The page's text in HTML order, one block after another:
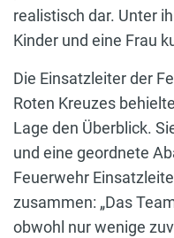
realistisch dar. Unter
Kinder und eine Frau
Die Einsatzleiter der
Roten Kreuzes
Lage den Überblick.
und eine geordnete
Feuerwehr
zusammen: „Das
obwohl nur wenige